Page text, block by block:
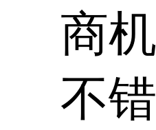
商机
不错